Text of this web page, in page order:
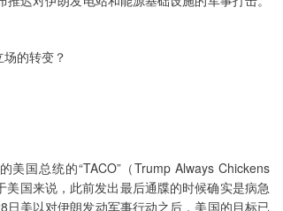
的转变？
国总统的“TACO”（Trump Always Chickens
国来说，此前发出最后通牒的时候确实是病急
美以对伊朗发动军事行动之后，美国的目标已